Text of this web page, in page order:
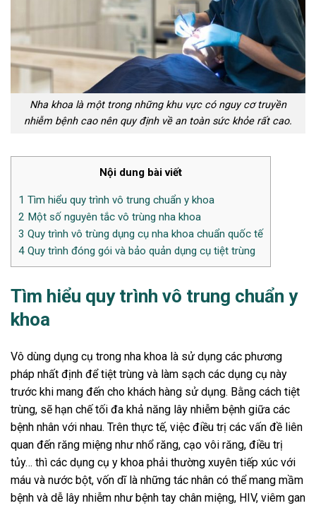
Nha khoa là một trong những khu vực có nguy cơ truyền
nhiễm bệnh cao nên quy định về an toàn sức khỏe rất cao.
Nội dung bài viết
1 Tìm hiểu quy trình vô trung chuẩn y khoa
2 Một số nguyên tắc vô trùng nha khoa
3 Quy trình vô trùng dụng cụ nha khoa chuẩn quốc tế
4 Quy trình đóng gói và bảo quản dụng cụ tiệt trùng
Tìm hiểu quy trình vô trung chuẩn y
khoa
Vô dùng dụng cụ trong nha khoa là sử dụng các phương
pháp nhất định để tiệt trùng và làm sạch các dụng cụ này
trước khi mang đến cho khách hàng sử dụng. Bằng cách tiệt
trùng, sẽ hạn chế tối đa khả năng lây nhiễm bệnh giữa các
bệnh nhân với nhau. Trên thực tế, việc điều trị các vấn đề liên
quan đến răng miệng như nhổ răng, cạo vôi răng, điều trị
tủy… thì các dụng cụ y khoa phải thường xuyên tiếp xúc với
máu và nước bột, vốn dĩ là những tác nhân có thể mang mầm
bệnh và dễ lây nhiễm như bệnh tay chân miệng, HIV, viêm gan